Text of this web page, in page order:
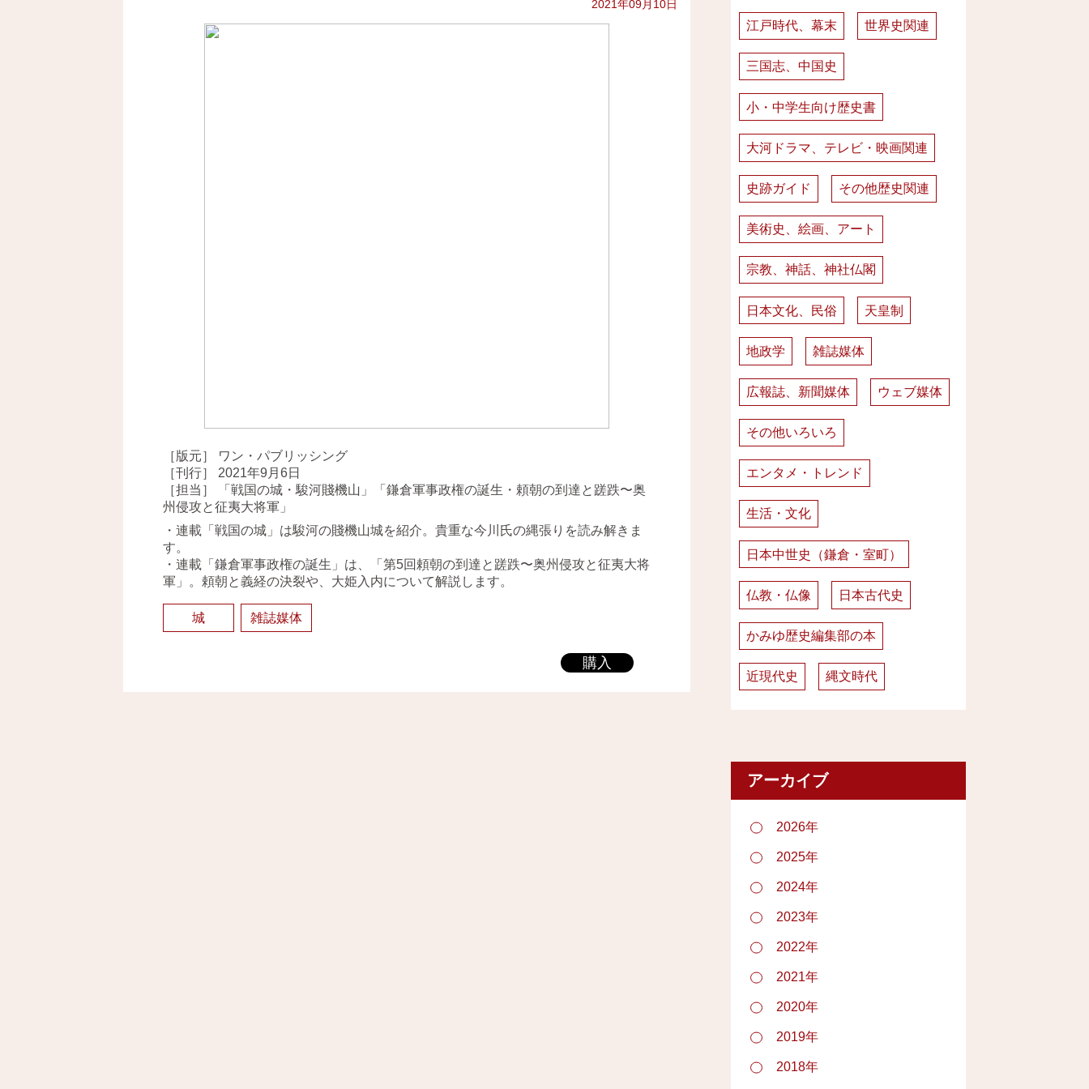
2021年09月10日
［版元］ ワン・パブリッシング
［刊行］ 2021年9月6日
［担当］ 「戦国の城・駿河賤機山」「鎌倉軍事政権の誕生・頼朝の到達と蹉跌〜奥
州侵攻と征夷大将軍」
・連載「戦国の城」は駿河の賤機山城を紹介。貴重な今川氏の縄張りを読み解きま
す。
・連載「鎌倉軍事政権の誕生」は、「第5回頼朝の到達と蹉跌〜奥州侵攻と征夷大将
軍」。頼朝と義経の決裂や、大姫入内について解説します。
城 雑誌媒体
購入
江戸時代、幕末 世界史関連
三国志、中国史
小・中学生向け歴史書
大河ドラマ、テレビ・映画関連
史跡ガイド その他歴史関連
美術史、絵画、アート
宗教、神話、神社仏閣
日本文化、民俗 天皇制
地政学 雑誌媒体
広報誌、新聞媒体 ウェブ媒体
その他いろいろ
エンタメ・トレンド
生活・文化
日本中世史（鎌倉・室町）
仏教・仏像 日本古代史
かみゆ歴史編集部の本
近現代史 縄文時代
アーカイブ
2026年
2025年
2024年
2023年
2022年
2021年
2020年
2019年
2018年